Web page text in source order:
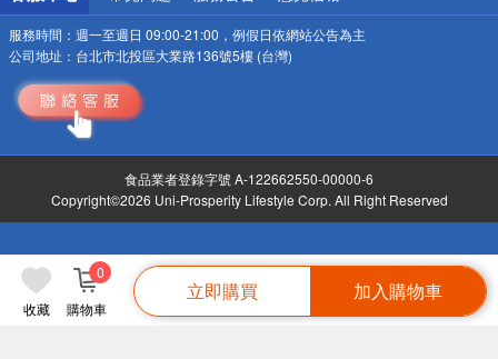
收藏 購物車
0
立即購買 加入購物車
服務時間： 週一至週日 09:00-21:00，例假日依網站公告為主
公司地址： 台北市北投區大業路136號5樓 (台灣)
食品業者登錄字號 A-122662550-00000-6
Copyright©2026 Uni-Prosperity Lifestyle Corp. All Right Reserved